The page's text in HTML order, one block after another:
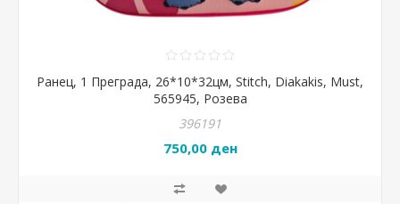
Ранец, 1 Преграда, 26*10*32цм, Stitch, Diakakis, Must,
565945, Розева
396191
750,00 ден